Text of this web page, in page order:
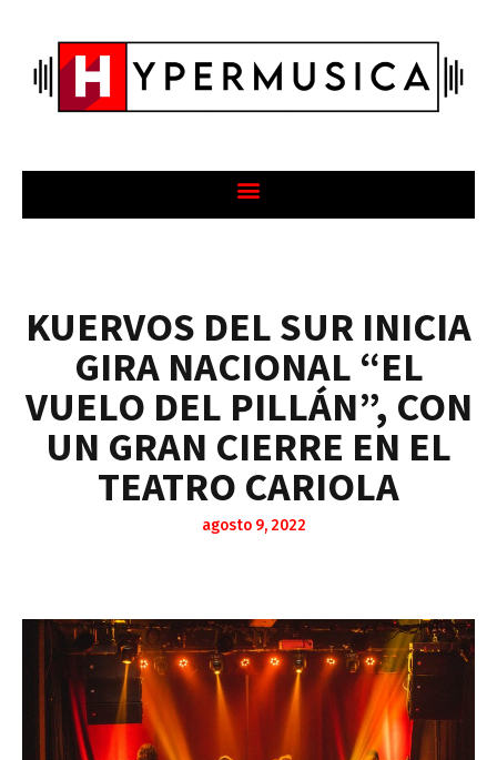
KUERVOS DEL SUR INICIA
GIRA NACIONAL “EL
VUELO DEL PILLÁN”, CON
UN GRAN CIERRE EN EL
TEATRO CARIOLA
agosto 9, 2022